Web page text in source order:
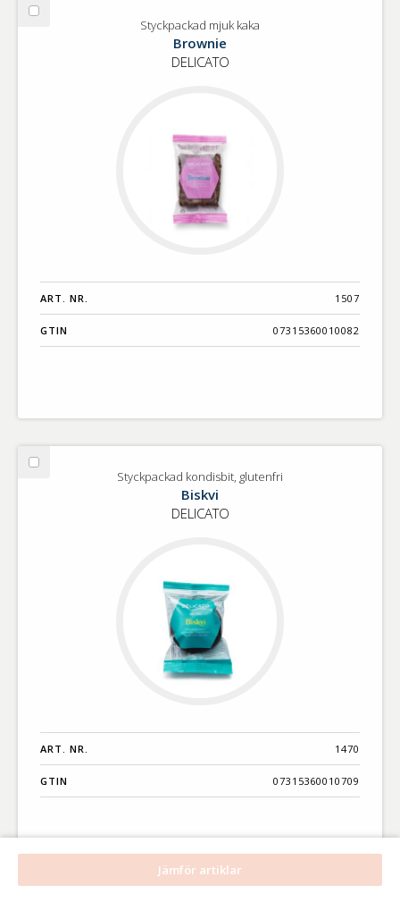
Välj
Styckpackad mjuk kaka
Brownie
DELICATO
ART. NR. 1507
GTIN 07315360010082
Välj
Styckpackad kondisbit, glutenfri
Biskvi
DELICATO
ART. NR. 1470
GTIN 07315360010709
Jämför artiklar